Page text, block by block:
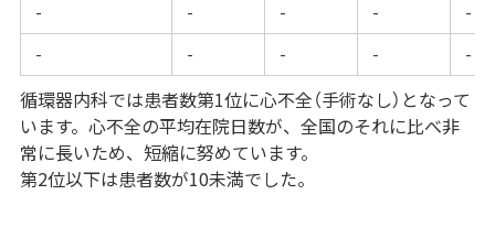
-
- - -
-
-
- - - -
循環器内科では患者数第1位に心不全（手術なし）となって
います。心不全の平均在院日数が、全国のそれに比べ非
常に長いため、短縮に努めています。
第2位以下は患者数が10未満でした。